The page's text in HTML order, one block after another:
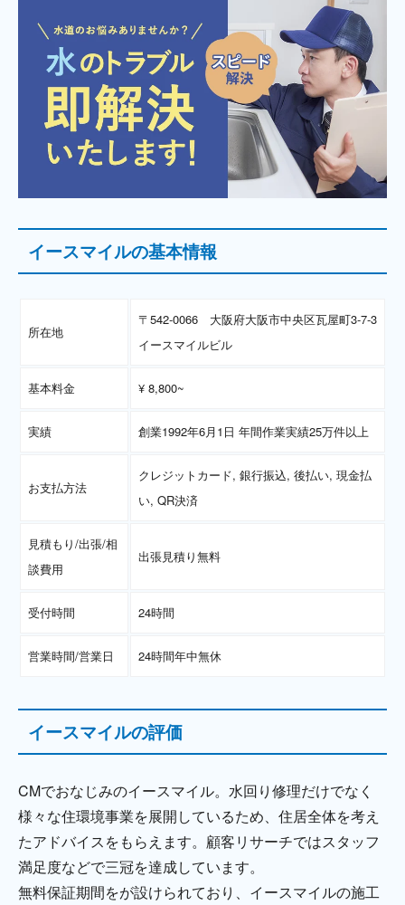
イースマイルの基本情報
所在地
〒542-0066 大阪府大阪市中央区瓦屋町3-7-3
イースマイルビル
基本料金 ¥ 8,800~
実績 創業1992年6月1日 年間作業実績25万件以上
お支払方法
クレジットカード, 銀行振込, 後払い, 現金払
い, QR決済
見積もり/出張/相
談費用
出張見積り無料
受付時間 24時間
営業時間/営業日 24時間年中無休
イースマイルの評価
CMでおなじみのイースマイル。水回り修理だけでなく
様々な住環境事業を展開しているため、住居全体を考え
たアドバイスをもらえます。顧客リサーチではスタッフ
満足度などで三冠を達成しています。
無料保証期間をが設けられており、イースマイルの施工